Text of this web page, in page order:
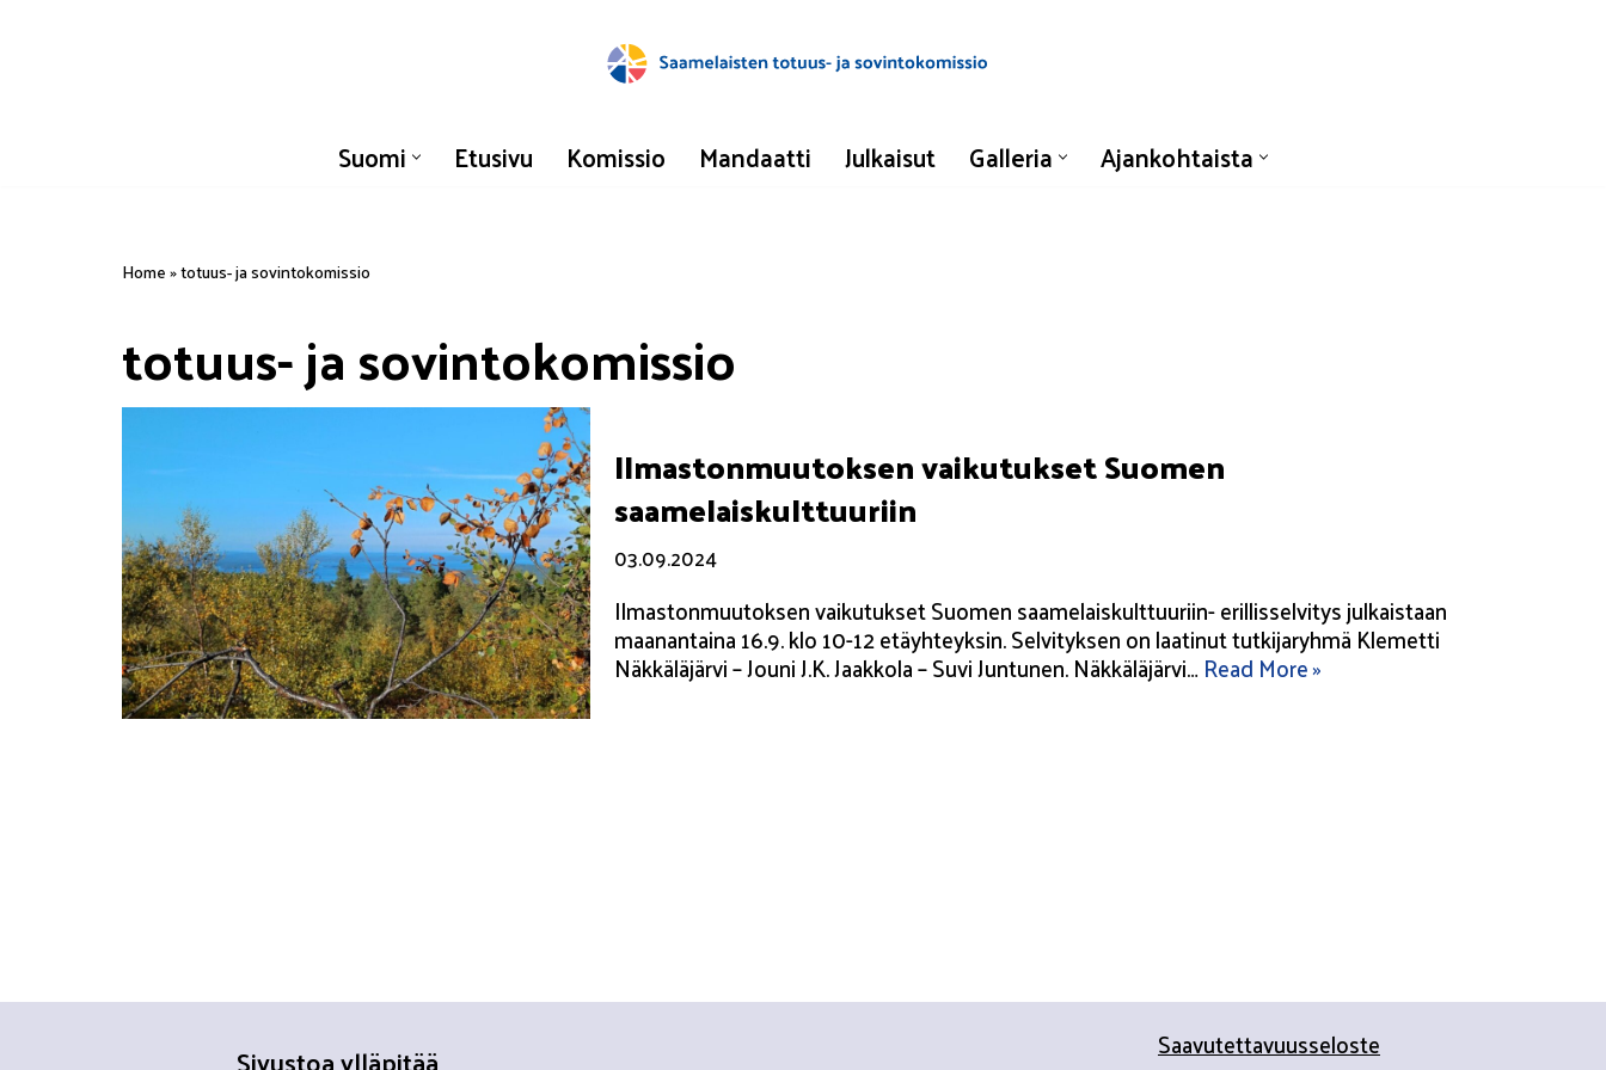
Suomi Etusivu Komissio Mandaatti Julkaisut Galleria Ajankohtaista
Home»totuus- ja sovintokomissio
totuus- ja sovintokomissio
Ilmastonmuutoksen vaikutukset Suomen
saamelaiskulttuuriin
03.09.2024
Ilmastonmuutoksen vaikutukset Suomen saamelaiskulttuuriin- erillisselvitys julkaistaan
maanantaina 16.9. klo 10-12 etäyhteyksin. Selvityksen on laatinut tutkijaryhmä Klemetti
Näkkäläjärvi – Jouni J.K. Jaakkola – Suvi Juntunen. Näkkäläjärvi… Read More »
Saavutettavuusseloste